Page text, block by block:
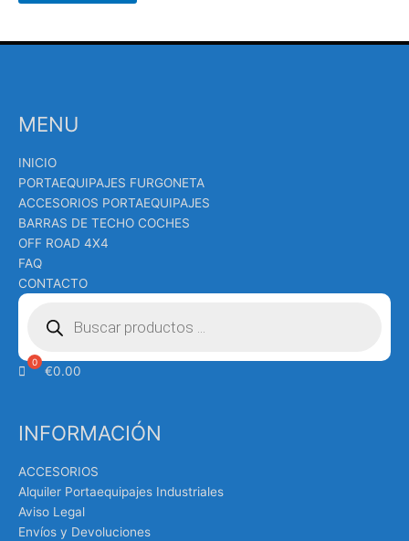
MENU
INICIO
PORTAEQUIPAJES FURGONETA
ACCESORIOS PORTAEQUIPAJES
BARRAS DE TECHO COCHES
OFF ROAD 4X4
FAQ
CONTACTO
Búsqueda
productos
€0.00
INFORMACIÓN
ACCESORIOS
Alquiler Portaequipajes Industriales
Aviso Legal
Envíos y Devoluciones